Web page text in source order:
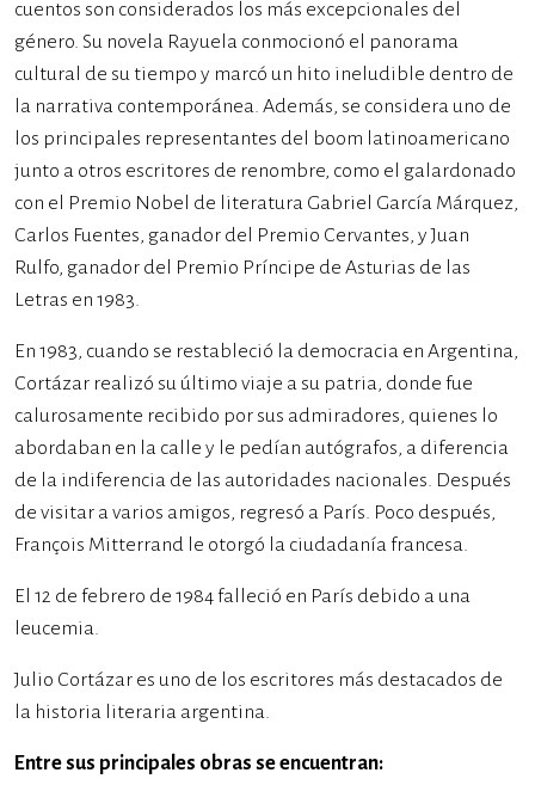
cuentos son considerados los más excepcionales del
género. Su novela Rayuela conmocionó el panorama
cultural de su tiempo y marcó un hito ineludible dentro de
la narrativa contemporánea. Además, se considera uno de
los principales representantes del boom latinoamericano
junto a otros escritores de renombre, como el galardonado
con el Premio Nobel de literatura Gabriel García Márquez,
Carlos Fuentes, ganador del Premio Cervantes, y Juan
Rulfo, ganador del Premio Príncipe de Asturias de las
Letras en 1983.
En 1983, cuando se restableció la democracia en Argentina,
Cortázar realizó su último viaje a su patria, donde fue
calurosamente recibido por sus admiradores, quienes lo
abordaban en la calle y le pedían autógrafos, a diferencia
de la indiferencia de las autoridades nacionales. Después
de visitar a varios amigos, regresó a París. Poco después,
François Mitterrand le otorgó la ciudadanía francesa.
El 12 de febrero de 1984 falleció en París debido a una
leucemia.
Julio Cortázar es uno de los escritores más destacados de
la historia literaria argentina.
Entre sus principales obras se encuentran: